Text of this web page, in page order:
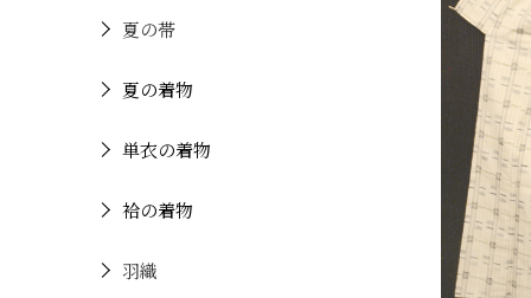
夏の帯
夏の着物
単衣の着物
袷の着物
羽織